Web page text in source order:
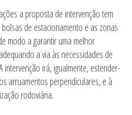
a proposta de intervenção tem
de estacionamento e as zonas
modo a garantir uma melhor
a via às necessidades de
intervenção irá, igualmente, estender-
arruamentos perpendiculares, e à
rodoviária.